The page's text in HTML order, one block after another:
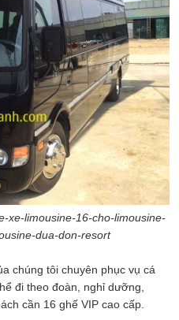
xe-limousine-16-cho-limousine-
dua-don-resort
chúng tôi chuyên phục vụ cá
đi theo đoàn, nghỉ dưỡng,
cần 16 ghế VIP cao cấp.